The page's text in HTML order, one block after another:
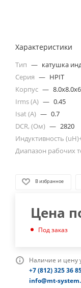
Характеристики
Тип — катушка
Серия — HPIT
Корпус —
Irms (A) — 0.45
Isat (A) — 0.7
DCR, (Ом) — 2820
Индуктивность
Диапазон рабочих
В избранное
Цена
Под заказ
Наличие и цену
+7 (812) 325 36
info@mt-